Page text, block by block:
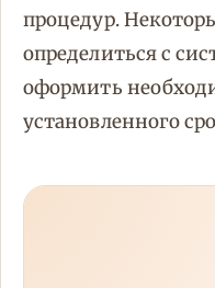
процедур.
определиться с
оформить
установленного